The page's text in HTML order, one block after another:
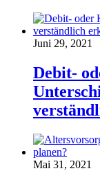
Juni 29, 2021
Debit-
Mai 31, 2021